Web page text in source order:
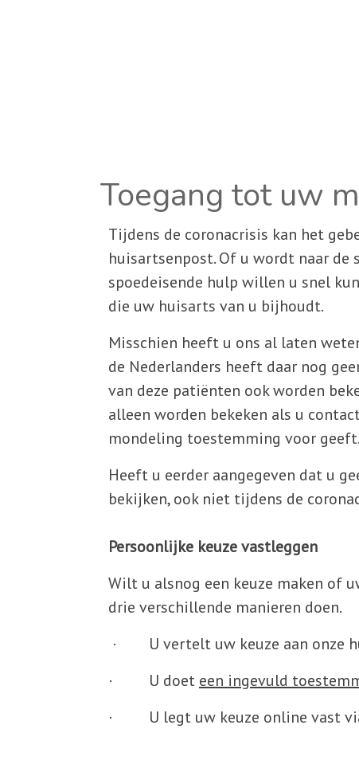
Toegang tot uw
Tijdens de coronacrisis kan het
huisartsenpost. Of u wordt naar de
spoedeisende hulp willen u snel
die uw huisarts van u bijhoudt.
Misschien heeft u ons al laten
de Nederlanders heeft daar nog
van deze patiënten ook worden
alleen worden bekeken als u
mondeling toestemming voor geeft.
Heeft u eerder aangegeven dat u
bekijken, ook niet tijdens de
Persoonlijke keuze vastleggen
Wilt u alsnog een keuze maken of
drie verschillende manieren doen.
· U vertelt uw keuze aan onze
· U doet een ingevuld
· U legt uw keuze online vast